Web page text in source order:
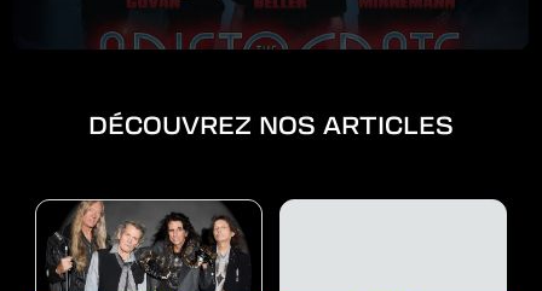
DÉCOUVREZ NOS ARTICLES